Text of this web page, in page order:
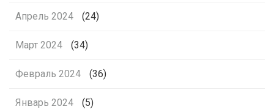
Апрель 2024 (24)
Март 2024 (34)
Февраль 2024 (36)
Январь 2024 (5)